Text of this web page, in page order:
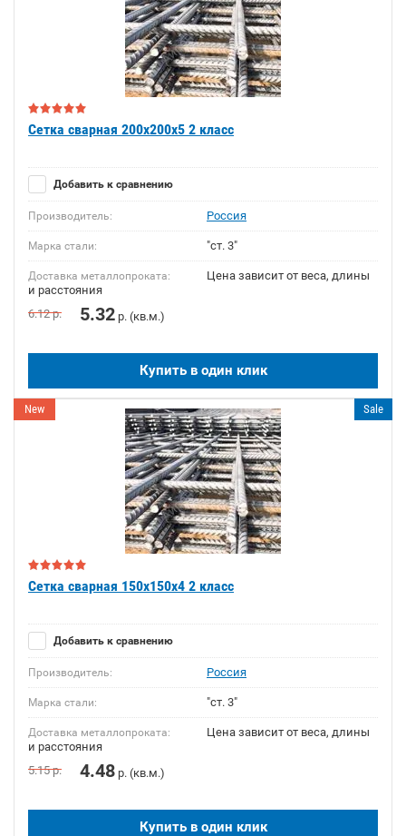
Сетка сварная 200х200х5 2 класс
Добавить к сравнению
Производитель: Россия
Марка стали: "ст. 3"
Доставка металлопроката:
Цена зависит от веса, длины
и расстояния
6.12р. 5.32 р. (кв.м.)
Купить в один клик
New Sale
Сетка сварная 150х150х4 2 класс
Добавить к сравнению
Производитель: Россия
Марка стали: "ст. 3"
Доставка металлопроката:
Цена зависит от веса, длины
и расстояния
5.15р. 4.48 р. (кв.м.)
Купить в один клик